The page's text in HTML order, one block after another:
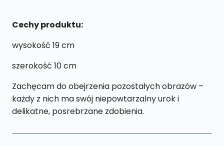
Cechy produktu:
wysokość 19 cm
szerokość 10 cm
Zachęcam do obejrzenia pozostałych obrazów –
każdy z nich ma swój niepowtarzalny urok i
delikatne, posrebrzane zdobienia.